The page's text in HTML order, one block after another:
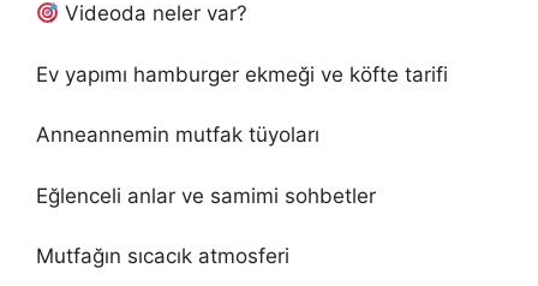
Videoda neler var?
Ev yapımı hamburger ekmeği ve köfte tarifi
Anneannemin mutfak tüyoları
Eğlenceli anlar ve samimi sohbetler
Mutfağın sıcacık atmosferi